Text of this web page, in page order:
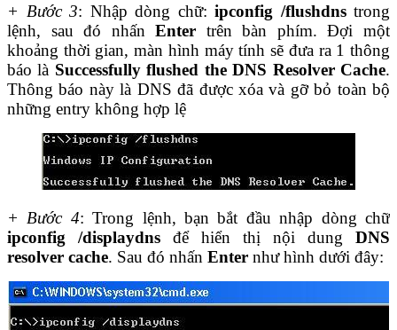
+ Bước 3: Nhập dòng chữ: ipconfig /flushdnstrong
lệnh, sau đó nhấnEnter trên bàn phím. Đợi một
khoảng thời gian, màn hình máy tính sẽ đưa ra 1 thông
báo là Successfully flushed the DNS Resolver Cache.
Thông báo này là DNS đã được xóa và gỡ bỏ toàn bộ
những entry không hợp lệ
+ Bước 4: Trong lệnh, bạn bắt đầu nhập dòng chữ
ipconfig /displaydns để hiển thị nội dung DNS
resolver cache. Sau đó nhấn Enter như hình dưới đây: